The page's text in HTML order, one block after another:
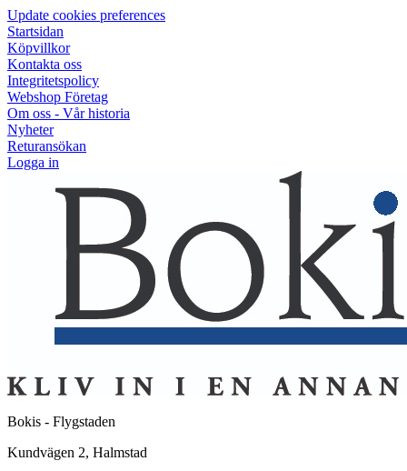
Update cookies preferences
Startsidan
Köpvillkor
Kontakta oss
Integritetspolicy
Webshop Företag
Om oss - Vår historia
Nyheter
Returansökan
Logga in
Bokis - Flygstaden
Kundvägen 2, Halmstad